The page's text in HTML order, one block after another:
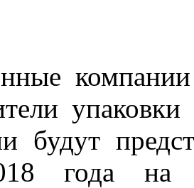
будут
года на